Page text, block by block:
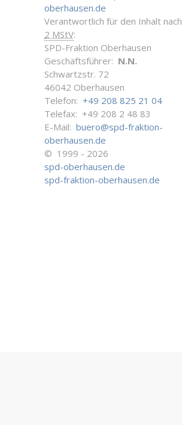
oberhausen.de
Verantwortlich für den Inhalt nach
2 MStV:
SPD-Fraktion Oberhausen
Geschäftsführer: N.N.
Schwartzstr. 72
46042 Oberhausen
Telefon: +49 208 825 21 04
Telefax: +49 208 2 48 83
E-Mail: buero@spd-fraktion-
oberhausen.de
© 1999 - 2026
spd-oberhausen.de
spd-fraktion-oberhausen.de